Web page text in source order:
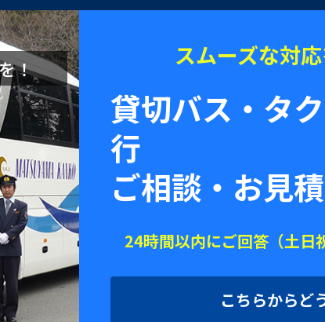
！ スムーズな対
貸切バス・タ
行
ご相談・お見
24時間以内にご回答（土日
こちらからど